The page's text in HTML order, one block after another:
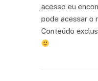
acesso eu
pode acessar o
Conteúdo